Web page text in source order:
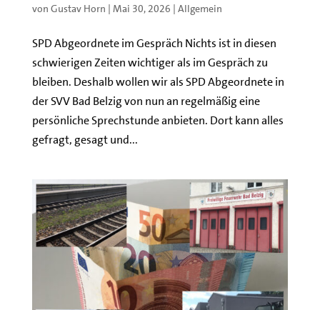
von Gustav Horn Mai 30, 2026 Allgemein
SPD Abgeordnete im Gespräch Nichts ist in diesen
schwierigen Zeiten wichtiger als im Gespräch zu
bleiben. Deshalb wollen wir als SPD Abgeordnete in
der SVV Bad Belzig von nun an regelmäßig eine
persönliche Sprechstunde anbieten. Dort kann alles
gefragt, gesagt und...